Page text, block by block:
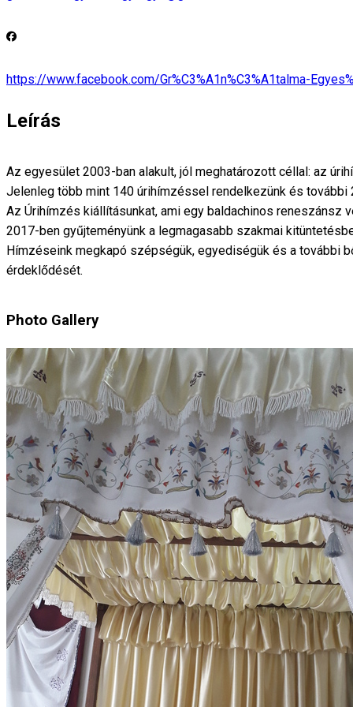
https://www.facebook.com/Gr%C3%A1n%C3%A1talma-
Leírás
Az egyesület 2003-ban alakult, jól meghatározott céllal: az
Jelenleg több mint 140 úrihímzéssel rendelkezünk és további
Az Úrihímzés kiállításunkat, ami egy baldachinos
2017-ben gyűjteményünk a legmagasabb szakmai
Hímzéseink megkapó szépségük, egyediségük és a további
érdeklődését.
Photo Gallery